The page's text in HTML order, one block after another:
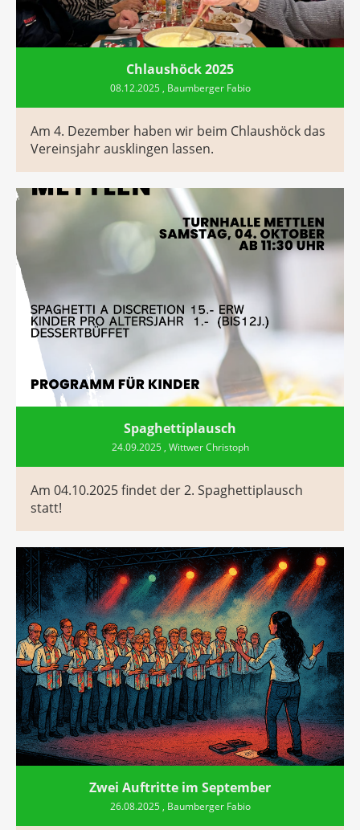
Chlaushöck 2025
08.12.2025 , Baumberger Fabio
Am 4. Dezember haben wir beim Chlaushöck das
Vereinsjahr ausklingen lassen.
Spaghettiplausch
24.09.2025 , Wittwer Christoph
Am 04.10.2025 findet der 2. Spaghettiplausch
statt!
Zwei Auftritte im September
26.08.2025 , Baumberger Fabio